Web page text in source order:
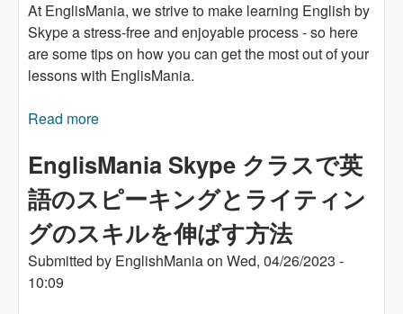
At EnglisMania, we strive to make learning English by
Skype a stress-free and enjoyable process - so here
are some tips on how you can get the most out of your
lessons with EnglisMania.
Read more
EnglisMania Skype クラスで英
語のスピーキングとライティン
グのスキルを伸ばす方法
Submitted by EnglishManiaon Wed, 04/26/2023 -
10:09